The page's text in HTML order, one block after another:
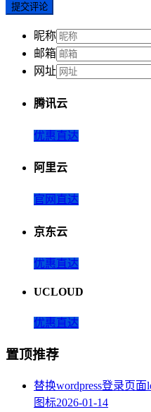
提交评论
昵称
邮箱
网址
腾讯云
优惠直达
阿里云
官网直达
京东云
优惠直达
UCLOUD
优惠直达
置顶推荐
替换wordpress登录页
图标2026-01-14